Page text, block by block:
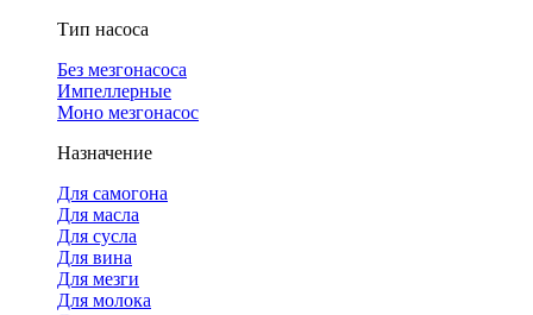
Тип насоса
Без мезгонасоса
Импеллерные
Моно мезгонасос
Назначение
Для самогона
Для масла
Для сусла
Для вина
Для мезги
Для молока